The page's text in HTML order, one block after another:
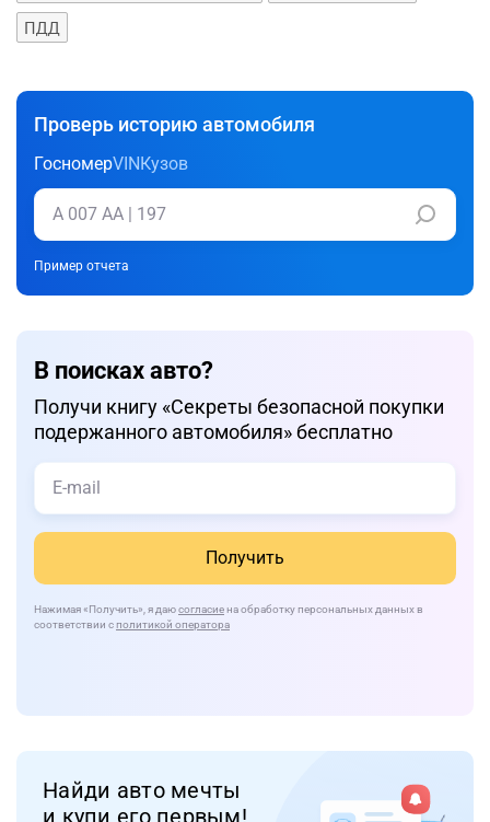
ПДД
Проверь историю автомобиля
ГосномерVINКузов
Пример отчета
В поисках авто?
Получи книгу «Cекреты безопасной покупки
подержанного автомобиля» бесплатно
Получить
Нажимая «Получить» , я даюсогласиена обработку персональных данных в
соответствии сполитикой оператора
Найди авто мечты
и купи его первым!